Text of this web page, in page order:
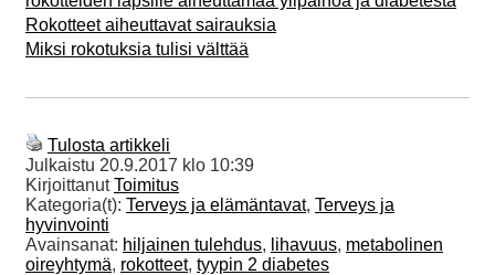
Rokotteet aiheuttavat sairauksia
Miksi rokotuksia tulisi välttää
Tulosta artikkeli
Julkaistu 20.9.2017 klo 10:39
KirjoittanutToimitus
Kategoria(t): Terveys ja elämäntavat, Terveys ja
hyvinvointi
Avainsanat: hiljainen tulehdus, lihavuus, metabolinen
oireyhtymä, rokotteet, tyypin 2 diabetes